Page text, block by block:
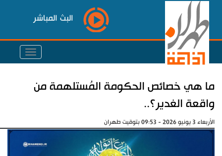
البث المباشر
ما هي خصائص الحكومة المُستلهمة من
واقعة الغدير؟..
الأربعاء 3 يونيو 2026 - 09:53 بتوقيت طهران